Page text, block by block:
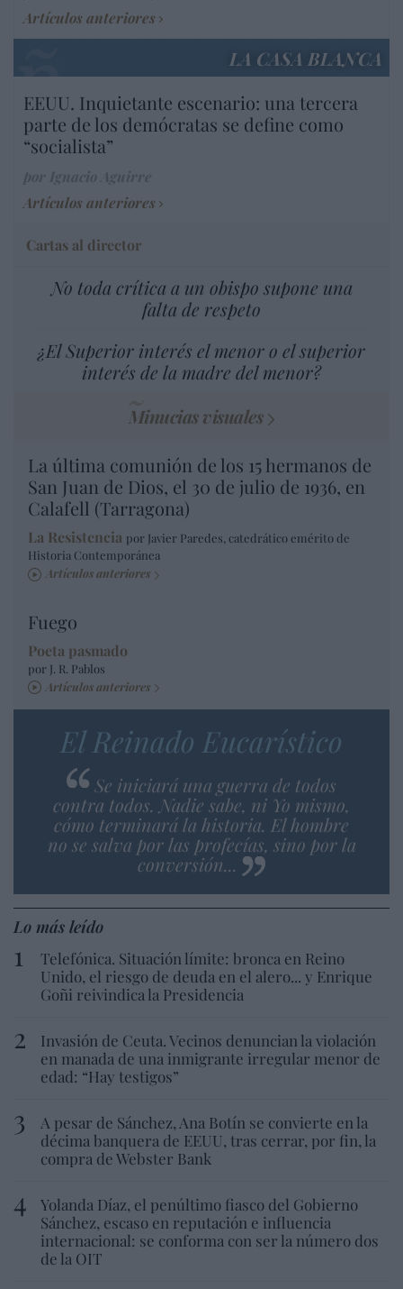
Artículos anteriores
LA CASA BLANCA
EEUU. Inquietante escenario: una tercera
parte de los demócratas se define como
“socialista”
Artículos anteriores
Cartas al director
No toda crítica a un obispo supone una
falta de respeto
¿El Superior interés el menor o el superior
interés de la madre del menor?
Minucias visuales
La última comunión de los 15 hermanos de
San Juan de Dios, el 30 de julio de 1936, en
Calafell (Tarragona)
La Resistencia por Javier Paredes, catedrático emérito de
Historia Contemporánea
Artículos anteriores
Fuego
Poeta pasmado
por J. R. Pablos
Artículos anteriores
El Reinado Eucarístico
Se iniciará una guerra de todos
contra todos. Nadie sabe, ni Yo mismo,
cómo terminará la historia. El hombre
no se salva por las profecías, sino por la
conversión...
Lo más leído
Telefónica. Situación límite: bronca en Reino
Unido, el riesgo de deuda en el alero... y Enrique
Goñi reivindica la Presidencia
Invasión de Ceuta. Vecinos denuncian la violación
en manada de una inmigrante irregular menor de
edad: “Hay testigos”
A pesar de Sánchez, Ana Botín se convierte en la
décima banquera de EEUU, tras cerrar, por fin, la
compra de Webster Bank
Yolanda Díaz, el penúltimo fiasco del Gobierno
Sánchez, escaso en reputación e influencia
internacional: se conforma con ser la número dos
de la OIT